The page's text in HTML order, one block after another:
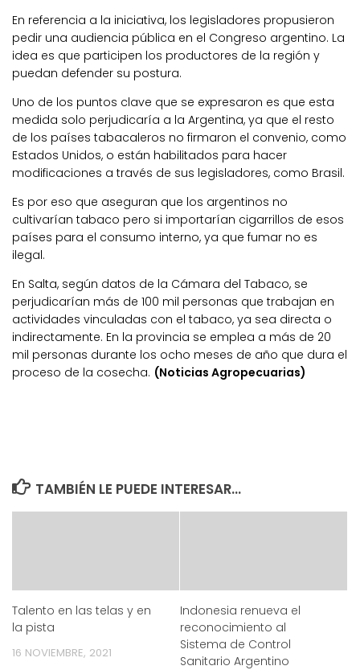
En referencia a la iniciativa, los legisladores propusieron
pedir una audiencia pública en el Congreso argentino. La
idea es que participen los productores de la región y
puedan defender su postura.
Uno de los puntos clave que se expresaron es que esta
medida solo perjudicaría a la Argentina, ya que el resto
de los países tabacaleros no firmaron el convenio, como
Estados Unidos, o están habilitados para hacer
modificaciones a través de sus legisladores, como Brasil.
Es por eso que aseguran que los argentinos no
cultivarían tabaco pero si importarían cigarrillos de esos
países para el consumo interno, ya que fumar no es
ilegal.
En Salta, según datos de la Cámara del Tabaco, se
perjudicarían más de 100 mil personas que trabajan en
actividades vinculadas con el tabaco, ya sea directa o
indirectamente. En la provincia se emplea a más de 20
mil personas durante los ocho meses de año que dura el
proceso de la cosecha. (Noticias Agropecuarias)
TAMBIÉN LE PUEDE INTERESAR...
Talento en las telas y en
la pista
16 NOVIEMBRE, 2021
Indonesia renueva el
reconocimiento al
Sistema de Control
Sanitario Argentino